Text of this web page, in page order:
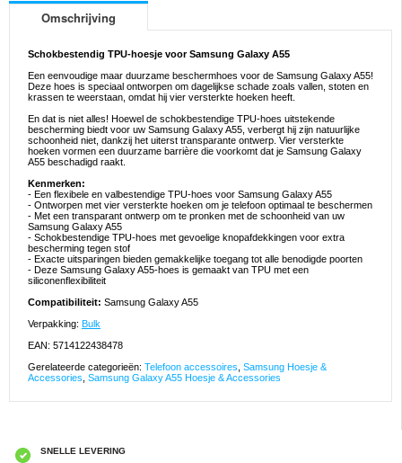
Omschrijving
Schokbestendig TPU-hoesje voor Samsung Galaxy A55
Een eenvoudige maar duurzame beschermhoes voor de Samsung Galaxy A55!
Deze hoes is speciaal ontworpen om dagelijkse schade zoals vallen, stoten en
krassen te weerstaan, omdat hij vier versterkte hoeken heeft.
En dat is niet alles! Hoewel de schokbestendige TPU-hoes uitstekende
bescherming biedt voor uw Samsung Galaxy A55, verbergt hij zijn natuurlijke
schoonheid niet, dankzij het uiterst transparante ontwerp. Vier versterkte
hoeken vormen een duurzame barrière die voorkomt dat je Samsung Galaxy
A55 beschadigd raakt.
Kenmerken:
- Een flexibele en valbestendige TPU-hoes voor Samsung Galaxy A55
- Ontworpen met vier versterkte hoeken om je telefoon optimaal te beschermen
- Met een transparant ontwerp om te pronken met de schoonheid van uw
Samsung Galaxy A55
- Schokbestendige TPU-hoes met gevoelige knopafdekkingen voor extra
bescherming tegen stof
- Exacte uitsparingen bieden gemakkelijke toegang tot alle benodigde poorten
- Deze Samsung Galaxy A55-hoes is gemaakt van TPU met een
siliconenflexibiliteit
Compatibiliteit: Samsung Galaxy A55
Verpakking: Bulk
EAN: 5714122438478
Gerelateerde categorieën: Telefoon accessoires Samsung Hoesje &
Accessories Samsung Galaxy A55 Hoesje & Accessories
SNELLE LEVERING